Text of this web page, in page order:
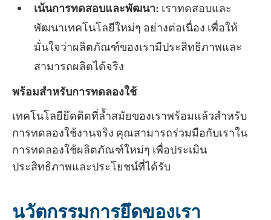
เน้นการทดสอบและพัฒนา: เราทดสอบและ
พัฒนาเทคโนโลยีใหม่ๆ อย่างต่อเนื่อง เพื่อให้
มั่นใจว่าผลิตภัณฑ์ของเรามีประสิทธิภาพและ
สามารถผลิตได้จริง
พร้อมสำหรับการทดลองใช้
เทคโนโลยียึดติดที่ล้ำสมัยของเราพร้อมแล้วสำหรับ
การทดลองใช้งานจริง คุณสามารถร่วมมือกับเราใน
การทดลองใช้ผลิตภัณฑ์ใหม่ๆ เพื่อประเมิน
ประสิทธิภาพและประโยชน์ที่ได้รับ
นวัตกรรมการยึดของเรา